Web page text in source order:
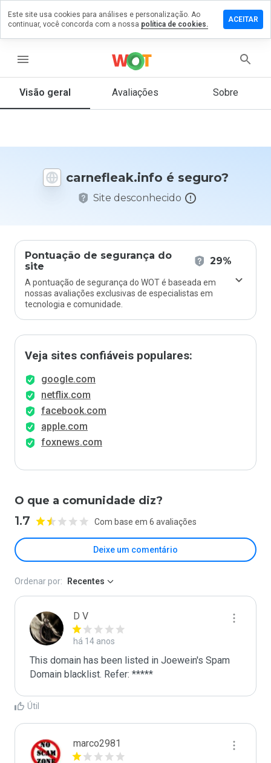
menu
Visão geral Avaliações Sobre
carnefleak.info é seguro?
Site desconhecido
Pontuação de segurança do
site
29%
A pontuação de segurança do WOT é baseada em
nossas avaliações exclusivas de especialistas em
tecnologia e comunidade.
Veja sites confiáveis populares:
google.com
netflix.com
facebook.com
apple.com
foxnews.com
O que a comunidade diz?
1.7 Com base em 6 avaliações
Deixe um comentário
um
que
Ordenar por: Recentes
D V
há 14 anos
This domain has been listed in Joewein's Spam
Domain blacklist. Refer: *****
Útil
marco2981
Este site usa cookies para análises e personalização. Ao
continuar, você concorda com a nossa política de cookies.
ACEITAR